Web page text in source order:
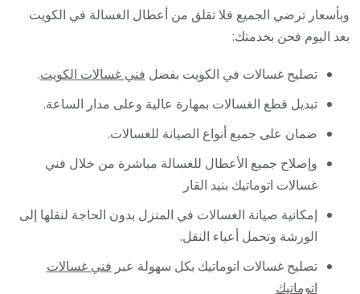
وبأسعار ترضي الجميع فلا تقلق من أعطال الغسالة في الكويت
بعد اليوم فحن بخدمتك:
تصليح غسالات في الكويت بفضل فني غسالات الكويت.
تبديل قطع الغسالات بمهارة عالية وعلى مدار الساعة.
ضمان على جميع أنواع الصيانة للغسالات.
وإصلاح جميع الأعطال للغسالة مباشرة من خلال فني
غسالات اتوماتيك بنيد القار
إمكانية صيانة الغسالات في المنزل بدون الحاجة لنقلها إلى
الورشة وتحمل أعباء النقل.
تصليح غسالات اتوماتيك بكل سهولة عبر فني غسالات
اتوماتيك